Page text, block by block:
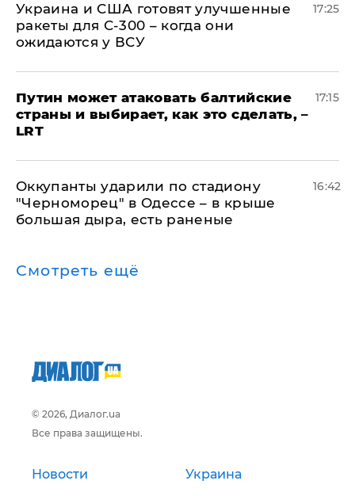
Украина и США готовят улучшенные
ракеты для С-300 – когда они
ожидаются у ВСУ
17:25
Путин может атаковать балтийские
страны и выбирает, как это сделать, –
LRT
17:15
Оккупанты ударили по стадиону
"Черноморец" в Одессе – в крыше
большая дыра, есть раненые
16:42
Смотреть ещё
© 2026, Диалог.ua
Все права защищены.
Новости Украина